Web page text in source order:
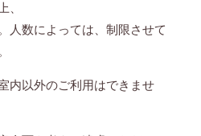
、
人数によっては、制限させて
内以外のご利用はできませ